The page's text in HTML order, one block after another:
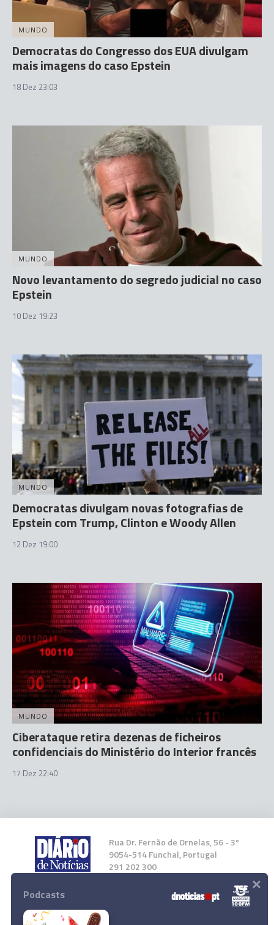
MUNDO
Democratas do Congresso dos EUA divulgam
mais imagens do caso Epstein
18 Dez 23:03
MUNDO
Novo levantamento do segredo judicial no caso
Epstein
10 Dez 19:23
MUNDO
Democratas divulgam novas fotografias de
Epstein com Trump, Clinton e Woody Allen
12 Dez 19:00
MUNDO
Ciberataque retira dezenas de ficheiros
confidenciais do Ministério do Interior francês
17 Dez 22:40
Rua Dr. Fernão de Ornelas, 56 - 3º
9054-514 Funchal, Portugal
291 202 300
Instale a nossa App
Podcasts ×